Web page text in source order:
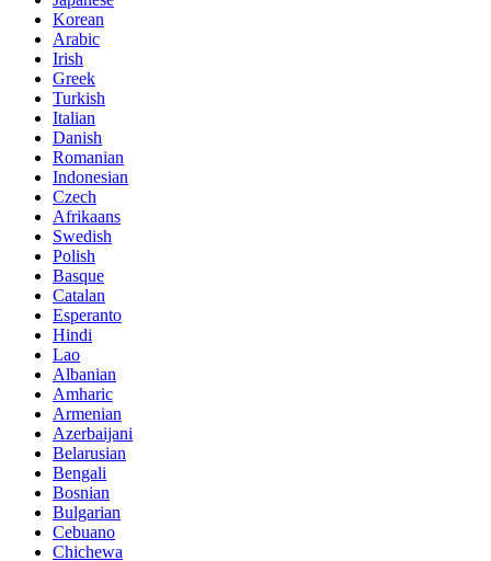
Korean
Arabic
Irish
Greek
Turkish
Italian
Danish
Romanian
Indonesian
Czech
Afrikaans
Swedish
Polish
Basque
Catalan
Esperanto
Hindi
Lao
Albanian
Amharic
Armenian
Azerbaijani
Belarusian
Bengali
Bosnian
Bulgarian
Cebuano
Chichewa